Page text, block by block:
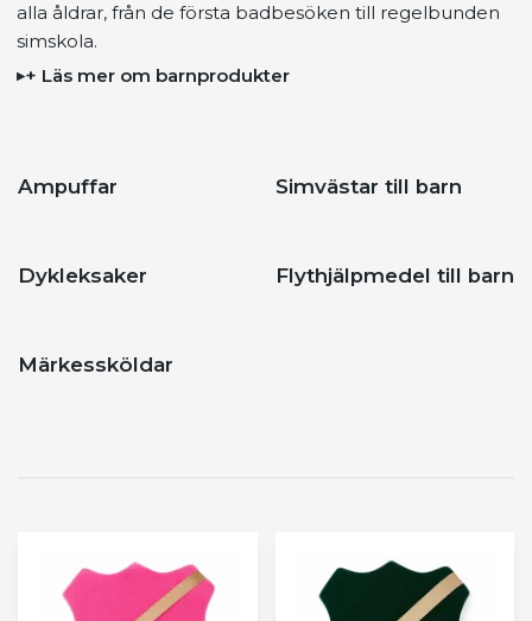
alla åldrar, från de första badbesöken till regelbunden
simskola.
+ Läs mer om barnprodukter
Ampuffar Simvästar till barn
Dykleksaker Flythjälpmedel till barn
Märkessköldar